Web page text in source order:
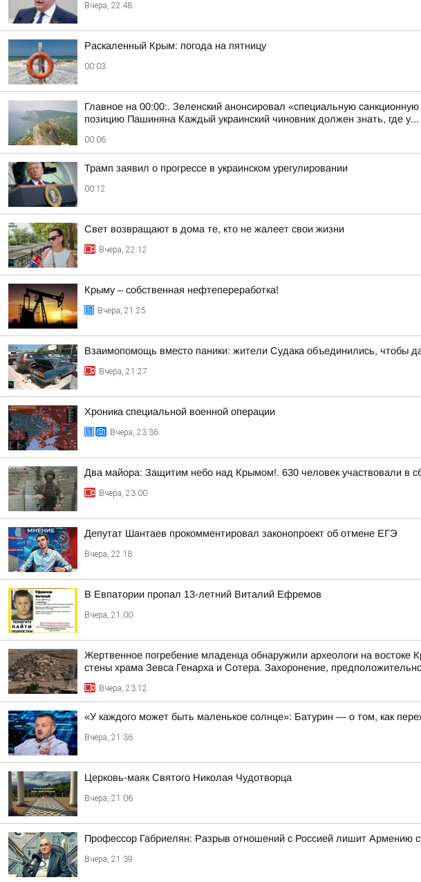
Вчера, 22:48
Раскаленный Крым: погода на пятницу
00:03
Главное на 00:00:. Зеленский анонсировал «специальную
позицию Пашиняна Каждый украинский чиновник должен знать, где у...
00:06
Трамп заявил о прогрессе в украинском урегулировании
00:12
Свет возвращают в дома те, кто не жалеет свои жизни
Вчера, 22:12
Крыму – собственная нефтепереработка!
Вчера, 21:25
Взаимопомощь вместо паники: жители Судака объединились, чтобы
Вчера, 21:27
Хроника специальной военной операции
Вчера, 23:36
Два майора: Защитим небо над Крымом!. 630 человек участвовали в
Вчера, 23:00
Депутат Шантаев прокомментировал законопроект об отмене ЕГЭ
Вчера, 22:18
В Евпатории пропал 13-летний Виталий Ефремов
Вчера, 21:00
Жертвенное погребение младенца обнаружили археологи на
стены храма Зевса Генарха и Сотера. Захоронение,
Вчера, 23:12
«У каждого может быть маленькое солнце»: Батурин — о том, как
Вчера, 21:36
Церковь-маяк Святого Николая Чудотворца
Вчера, 21:06
Профессор Габриелян: Разрыв отношений с Россией лишит Армению
Вчера, 21:39